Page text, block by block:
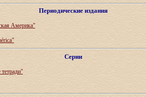
Периодические издания
Америка"
Серии